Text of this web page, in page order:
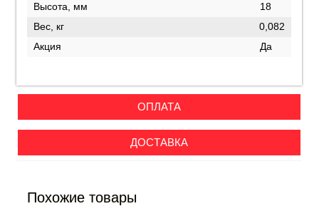
Высота, мм
18
Вес, кг
0,082
Акция
Да
ОПЛАТА
ДОСТАВКА
Похожие товары